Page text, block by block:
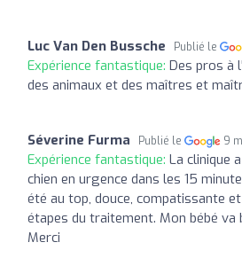
Luc Van Den Bussche Publié le
Expérience fantastique: Des pros à
des animaux et des maîtres et
Séverine Furma Publié le 9
Expérience fantastique: La clinique
chien en urgence dans les 15
été au top, douce, compatissante
étapes du traitement. Mon bébé va
Merci